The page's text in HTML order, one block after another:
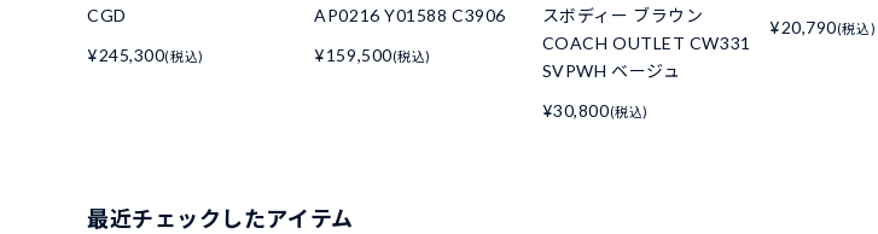
CGD
¥245,300(税込)
AP0216 Y01588 C3906
¥159,500(税込)
スボディー ブラウン
COACH OUTLET CW331
SVPWH ベージュ
¥30,800(税込)
¥20,790(税込)
最近チェックしたアイテム